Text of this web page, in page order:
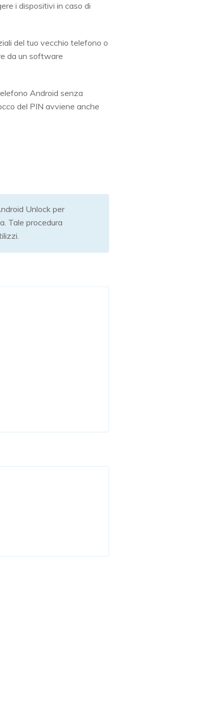
i dispositivi in caso di
del tuo vecchio telefono o
da un software
Android senza
del PIN avviene anche
Unlock per
Tale procedura